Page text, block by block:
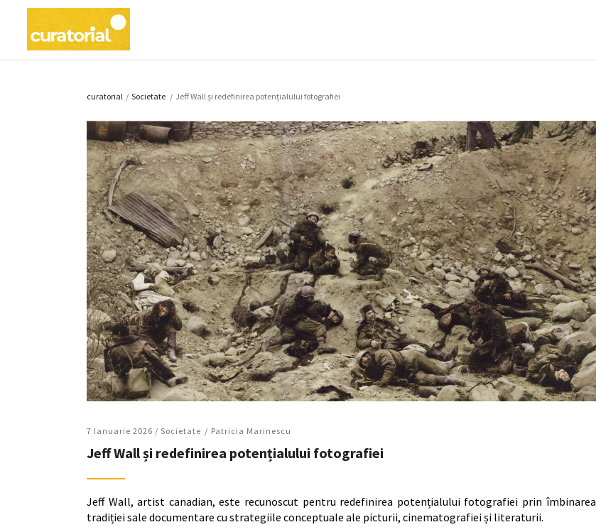
curatorial / Societate / Jeff Wall și redefinirea potențialului fotografiei
7 Ianuarie 2026 / Societate Patricia Marinescu
Jeff Wall și redefinirea potențialului fotografiei
Jeff Wall, artist canadian, este recunoscut pentru redefinirea potențialului fotografiei prin îmbinarea
tradiției sale documentare cu strategiile conceptuale ale picturii, cinematografiei și literaturii.